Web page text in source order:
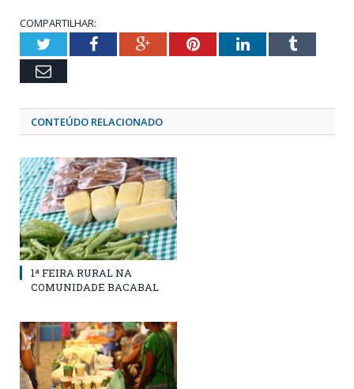
COMPARTILHAR:
TwitterFacebookGoogle+PinterestLinkedInTumblr
Email
CONTEÚDO RELACIONADO
1ª FEIRA RURAL NA
COMUNIDADE BACABAL